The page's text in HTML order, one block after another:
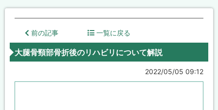
前の記事 一覧に戻る
大腿骨頸部骨折後のリハビリについて解説
2022/05/05 09:12